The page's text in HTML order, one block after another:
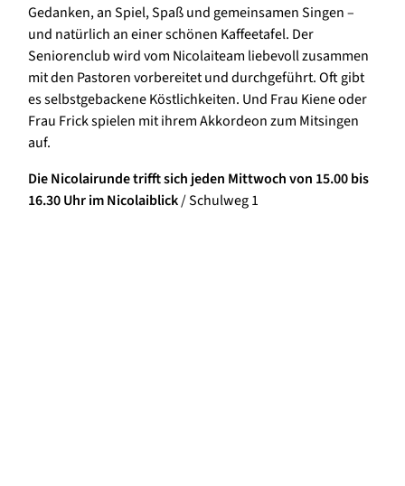
Gedanken, an Spiel, Spaß und gemeinsamen Singen –
und natürlich an einer schönen Kaffeetafel. Der
Seniorenclub wird vom Nicolaiteam liebevoll zusammen
mit den Pastoren vorbereitet und durchgeführt. Oft gibt
es selbstgebackene Köstlichkeiten. Und Frau Kiene oder
Frau Frick spielen mit ihrem Akkordeon zum Mitsingen
auf.
Die Nicolairunde trifft sich jeden Mittwoch von 15.00 bis
16.30 Uhr im Nicolaiblick/ Schulweg 1